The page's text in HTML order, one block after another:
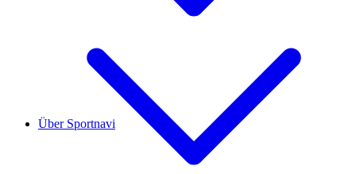
Über Sportnavi